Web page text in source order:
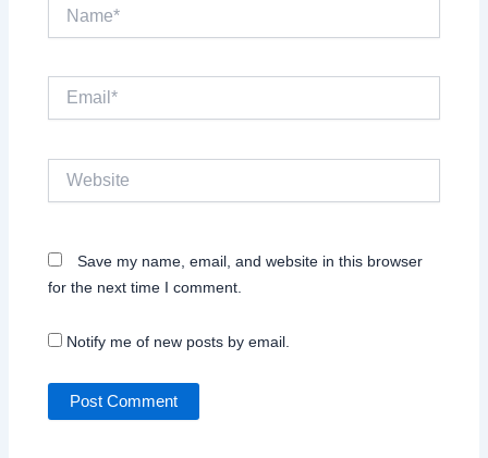
Email*
Save my name, email, and website in this browser
for the next time I comment.
Notify me of new posts by email.